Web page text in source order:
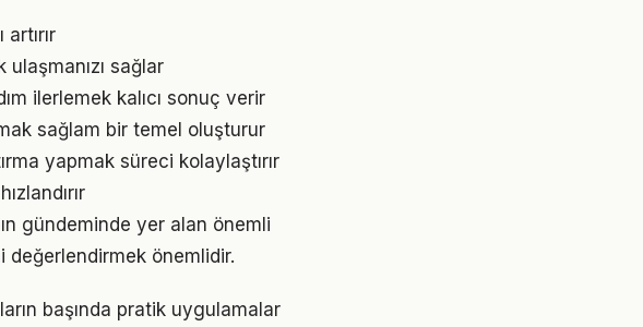
sağlar
ilerlemek kalıcı sonuç verir
sağlam bir temel oluşturur
yapmak süreci kolaylaştırır
gündeminde yer alan önemli
değerlendirmek önemlidir.
başında pratik uygulamalar